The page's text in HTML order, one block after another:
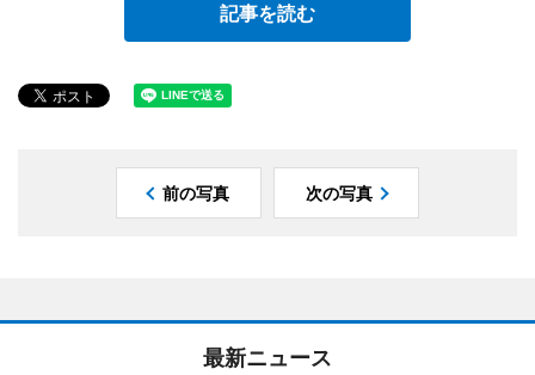
記事を読む
前の写真 次の写真
最新ニュース